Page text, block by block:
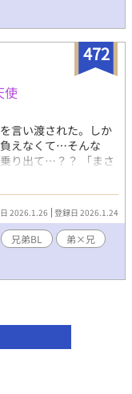
472
使
言い渡された。しか
えなくて…そんな
り出て…？？ 「まさ
の子育てでお疲れな
弟の恋のキューピッ
2026.1.26 登録日 2026.1.24
兄弟BL
弟×兄